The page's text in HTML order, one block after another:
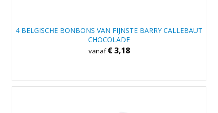
4 BELGISCHE BONBONS VAN FIJNSTE BARRY CALLEBAUT
CHOCOLADE
vanaf€ 3,18